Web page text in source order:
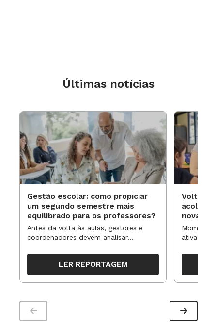
Últimas notícias
Gestão escolar: como propiciar
um segundo semestre mais
equilibrado para os professores?
Antes da volta às aulas, gestores e
coordenadores devem analisar
organizar ações para orientar o
trabalho pedagógico ao longo do
período
LER REPORTAGEM
Volta às
novas
ativa
propostas